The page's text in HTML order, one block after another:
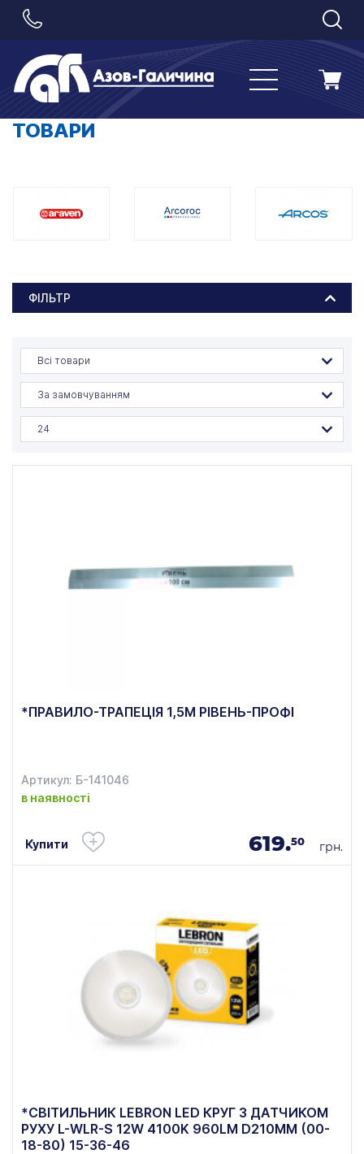
ТОВАРИ
ФІЛЬТР
Всі товари
За замовчуванням
24
*ПРАВИЛО-ТРАПЕЦІЯ 1,5М РІВЕНЬ-ПРОФІ
Артикул: Б-141046
в наявності
Купити 619.50 грн.
*СВІТИЛЬНИК LEBRON LED КРУГ З ДАТЧИКОМ
РУХУ L-WLR-S 12W 4100K 960LM D210MM (00-
18-80) 15-36-46